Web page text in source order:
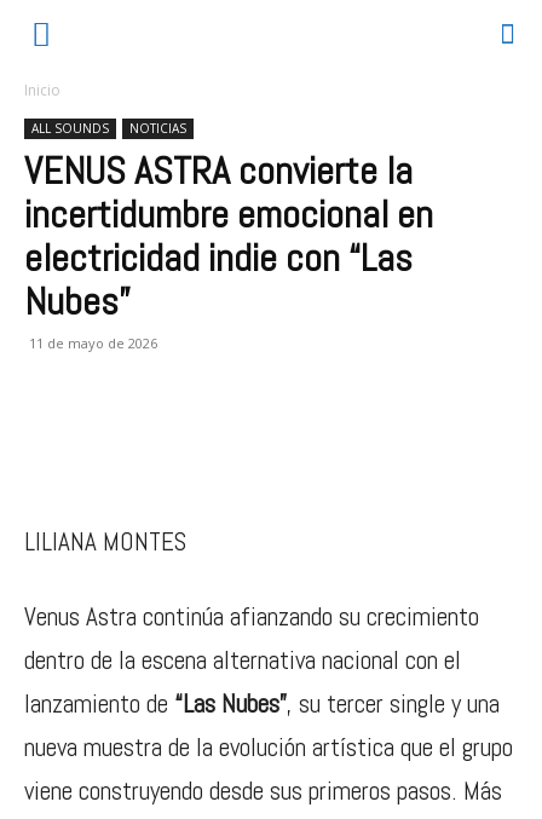
Inicio
ALL SOUNDS NOTICIAS
VENUS ASTRA convierte la
incertidumbre emocional en
electricidad indie con “Las
Nubes”
11 de mayo de 2026
LILIANA MONTES
Venus Astra continúa afianzando su crecimiento
dentro de la escena alternativa nacional con el
lanzamiento de “Las Nubes”, su tercer single y una
nueva muestra de la evolución artística que el grupo
viene construyendo desde sus primeros pasos. Más